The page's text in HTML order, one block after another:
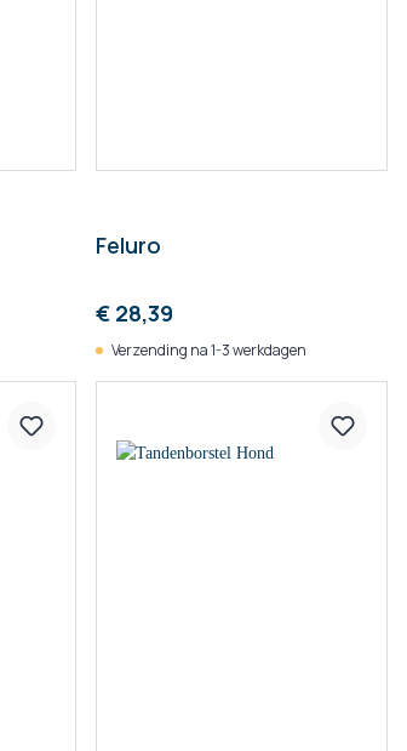
Feluro
€ 28,39
Verzending na 1-3 werkdagen